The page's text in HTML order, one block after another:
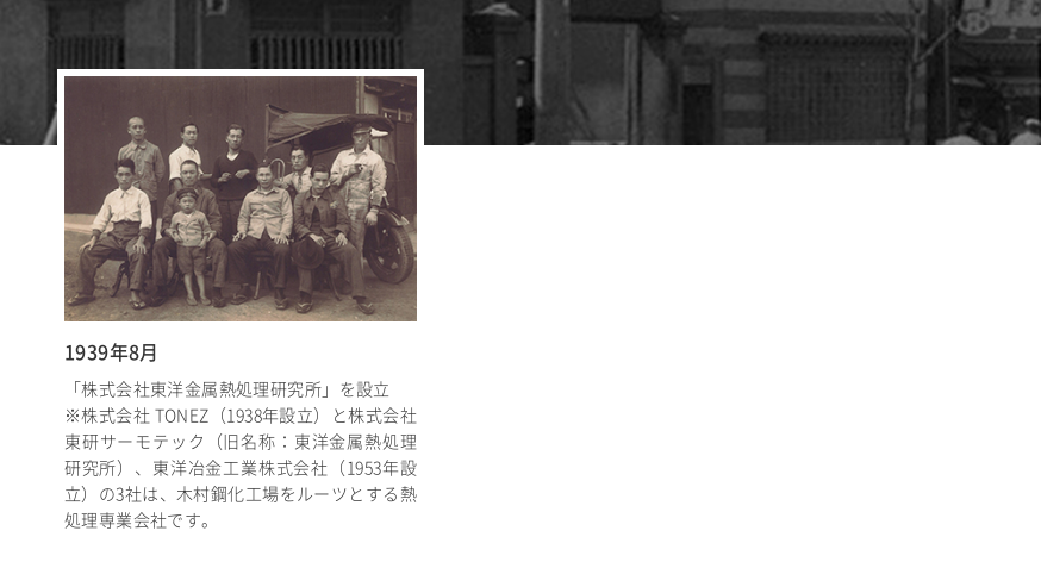
1939年8月
「株式会社東洋金属熱処理研究所」を設立
※株式会社 TONEZ（1938年設立）と株式会社
東研サーモテック（旧名称：東洋金属熱処理
研究所）、東洋冶金工業株式会社（1953年設
立）の3社は、木村鋼化工場をルーツとする熱
処理専業会社です。